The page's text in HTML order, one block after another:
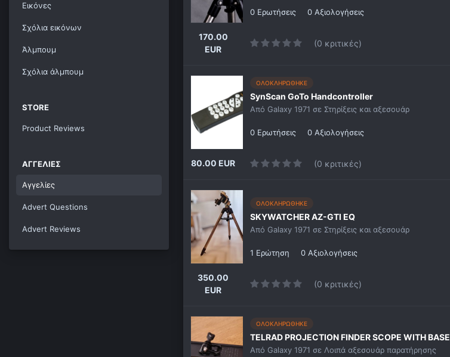
Εικόνες
Σχόλια εικόνων
Άλμπουμ
Σχόλια άλμπουμ
STORE
Product Reviews
ΑΓΓΕΛΊΕΣ
Αγγελίες
Advert Questions
Advert Reviews
170.00
EUR
0 Ερωτήσεις 0 Αξιολογήσεις
(0 κριτικές)
80.00 EUR
ΟΛΟΚΛΗΡΩΘΗΚΕ
SynScan GoTo Handcontroller
Από Galaxy 1971 σε Στηρίξεις και αξεσουάρ
0 Ερωτήσεις 0 Αξιολογήσεις
(0 κριτικές)
350.00
EUR
ΟΛΟΚΛΗΡΩΘΗΚΕ
SKYWATCHER AZ-GTI EQ
Από Galaxy 1971 σε Στηρίξεις και αξεσουάρ
1 Ερώτηση 0 Αξιολογήσεις
(0 κριτικές)
ΟΛΟΚΛΗΡΩΘΗΚΕ
TELRAD PROJECTION FINDER SCOPE WITH BASE
Από Galaxy 1971 σε Λοιπά αξεσουάρ παρατήρησης